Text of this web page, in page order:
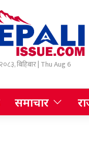
बिहिबार | Thu Aug 6
समाचार